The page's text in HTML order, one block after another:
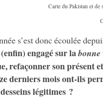
Carte du Pakistan et de
s’est donc écoulée
engagé sur labonne
refaçonner son présent
derniers mois ont-ils
légitimes ?